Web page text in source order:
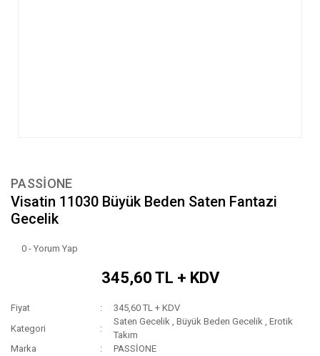
PASSİONE
Visatin 11030 Büyük Beden Saten Fantazi
Gecelik
0 - Yorum Yap
345,60 TL + KDV
Fiyat
345,60 TL + KDV
Kategori
Saten Gecelik ,Büyük Beden Gecelik ,Erotik
Takım
Marka
PASSİONE